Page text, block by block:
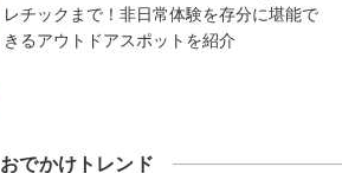
レチックまで！非日常体験を存分に堪能で
きるアウトドアスポットを紹介
おでかけトレンド